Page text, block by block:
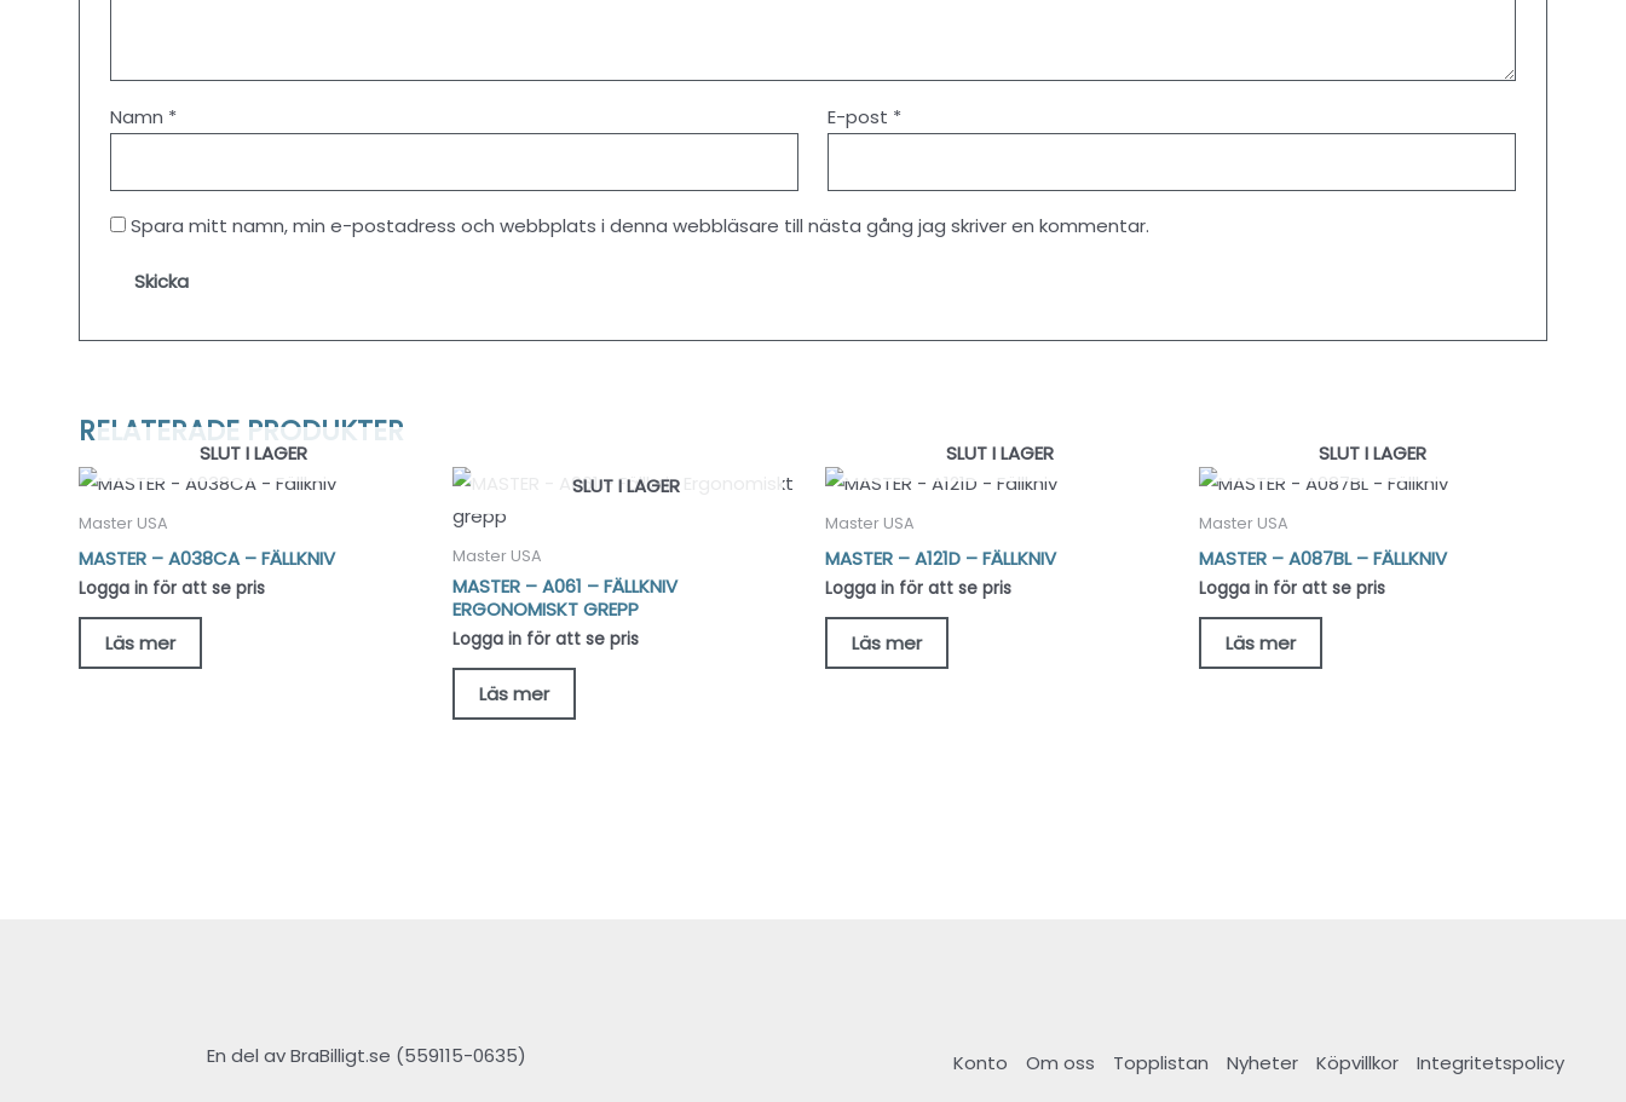
Namn * E-post *
Spara mitt namn, min e-postadress och webbplats i denna webbläsare till nästa gång jag skriver en kommentar.
RELATERADE PRODUKTER
SLUT I LAGER
Master USA
MASTER – A038CA – FÄLLKNIV
Logga in för att se pris
Läs mer
SLUT I LAGER
Master USA
MASTER – A061 – FÄLLKNIV
ERGONOMISKT GREPP
Logga in för att se pris
Läs mer
SLUT I LAGER
Master USA
MASTER – A121D – FÄLLKNIV
Logga in för att se pris
Läs mer
SLUT I LAGER
Master USA
MASTER – A087BL – FÄLLKNIV
Logga in för att se pris
Läs mer
En del av BraBilligt.se (559115-0635) Konto Om oss Topplistan Nyheter Köpvillkor Integritetspolicy